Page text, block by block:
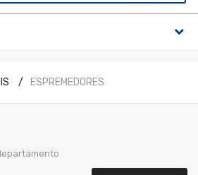
ESPREMEDORES